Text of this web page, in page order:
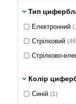
CL(0)
Geneva(0)
Weide (2)
40х35 мм (3)
40х38 мм
41 мм
41х38 мм
42 мм (103)
Тип
Електронний
Стрілковий
Стрілково-
Колір
Cиній (1)